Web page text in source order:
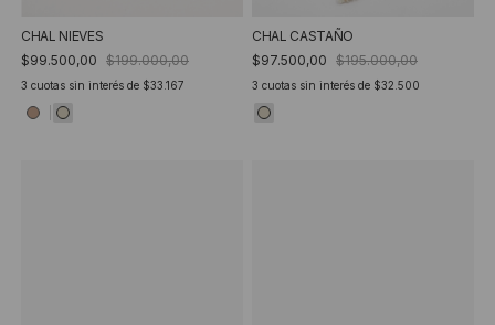
CHAL NIEVES
$99.500,00 $199.000,00
3 cuotas sin interés de $33.167
CHAL CASTAÑO
$97.500,00 $195.000,00
3 cuotas sin interés de $32.500